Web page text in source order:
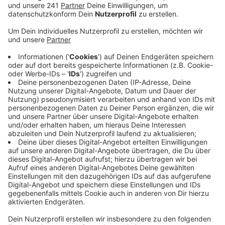
Veröffentlicht:Montag, 04.05.2020 07:34
Anzeige
Wegen der Sanierungsarbeiten wird auch die Zufahrt
zum Europaring temporär gesperrt über die Kreuzung
Hardenbergstraße / Am Neuenhof. Diese Sperrung gilt
ab Montag bis zum 15. Mai, sagt die Stadt. Betroffen
sind davon auch die Linienbusse – bis dahin fällt die
Haltestelle “Am Neuenhof” weg.
Autofahrer müssen sich ab Montag auch auf
Behinderungen im Kreuz-Leverkusen einstellen.
Straßen NRW sperrt die Verbindung von der A1 aus
Dortmund kommend auf die A3 Richtung Oberhausen.
Die Sperrung besteht zwischen 9 und 17 Uhr. Dort
werden Fahrbahnschäden repariert. Eine Umleitung